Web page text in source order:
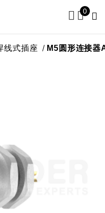
0
焊线式插座 M5圆形连